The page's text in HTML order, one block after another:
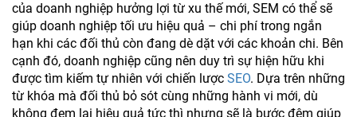
của doanh nghiệp hưởng lợi từ xu thế mới, SEM có thể sẽ
giúp doanh nghiệp tối ưu hiệu quả – chi phí trong ngắn
hạn khi các đối thủ còn đang dè dặt với các khoản chi. Bên
cạnh đó, doanh nghiệp cũng nên duy trì sự hiện hữu khi
được tìm kiếm tự nhiên với chiến lược SEO. Dựa trên những
từ khóa mà đối thủ bỏ sót cùng những hành vi mới, dù
không đem lại hiệu quả tức thì nhưng sẽ là bước đệm giúp